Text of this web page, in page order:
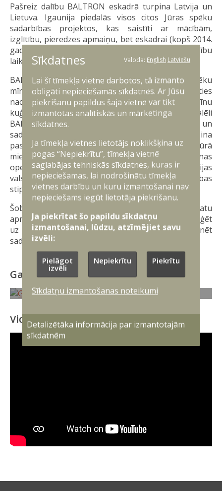
Pašreiz dalību BALTRON eskadrā turpina Latvija un
Lietuva. Igaunija piedalās visos citos Jūras spēku
sadarbības projektos, kas saistīti ar mācībām,
izglītību, pieredzes apmaiņu, bet eskadrai (kopš 2014.
gada) pievienojas pēc vajadzības (piemēram, mācību
laikā).
BALTRON mērķis ir nodrošināt Baltijas jūras spēku
mīnu meklēšanas kuģu pastāvīgu gatavību piedalīties
nacionālu uzdevumu veikšanā un NATO pretmīnu
kuģu grupas realizētajās operācijās. Paralēli
BALTRON veicina savstarpējo savietojamību un
sadarbību starp Jūras spēkiem, tostarp nodrošina
pastāvīgas kopīgas ātrās reaģēšanas spējas jūrā
miera un krīzes laikā, piedalās jūras atmīnēšanas
operācijās, militārajās mācībās un misijās, Baltijas
valstu teritoriālo ūdeņu un ekonomiskās drošības
stiprināšanā.
Šobrīd norit darbs pie jūras novērošanas datu
apmaiņas sistēmas izveides. Sistēma ļaus ātrāk reaģēt
uz iespējamajiem incidentiem un labāk koordinēt
sadarbību.
Galerijas
Video
Sīkdatnes Valoda: English Latviešu
Lai šī tīmekļa vietne darbotos, tā izmanto
obligāti nepieciešamās sīkdatnes. Ar Jūsu
piekrišanu papildus šajā vietnē var tikt
izmantotas analītiskās un mārketinga
sīkdatnes.
Ja tīmekļa vietnes lietotājs noklikšķina uz
pogas “Nepiekrītu”, tīmekļa vietnē
saglabājas tehniskās sīkdatnes, kuras ir
nepieciešamas, lai nodrošinātu tīmekļa
vietnes darbību un kuru izmantošanai nav
nepieciešams iegūt lietotāja piekrišanu.
Ja piekrītat šo papildu sīkdatņu
izmantošanai, lūdzu, atzīmējiet savu
izvēli:
Pielāgot
izvēli
Nepiekrītu Piekrītu
Sīkdatņu izmantošanas noteikumi
Detalizētāka informācija par izmantotajām
sīkdatnēm